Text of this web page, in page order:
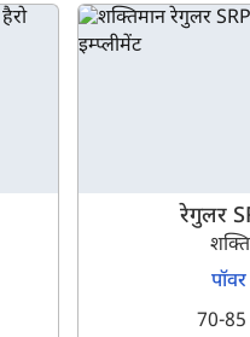
टूल का उपयोग कर सकते हैं।
पर विभिन्न इम्प्लीमेंट
रेगुलर
70-85